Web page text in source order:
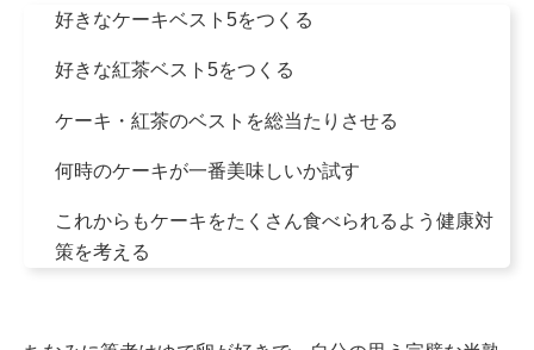
好きなケーキベスト5をつくる
好きな紅茶ベスト5をつくる
ケーキ・紅茶のベストを総当たりさせる
何時のケーキが一番美味しいか試す
これからもケーキをたくさん食べられるよう健康対
策を考える